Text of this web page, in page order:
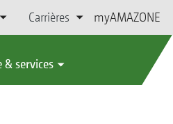
Carrières myAMAZONE
& services